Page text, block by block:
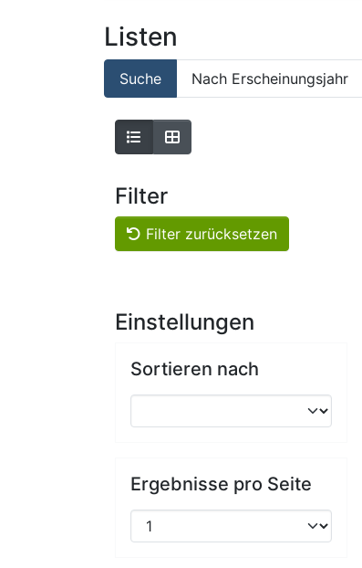
Listen
Suche Nach Erscheinungsjahr
Filter
Filter zurücksetzen
Einstellungen
Sortieren nach
Ergebnisse pro Seite